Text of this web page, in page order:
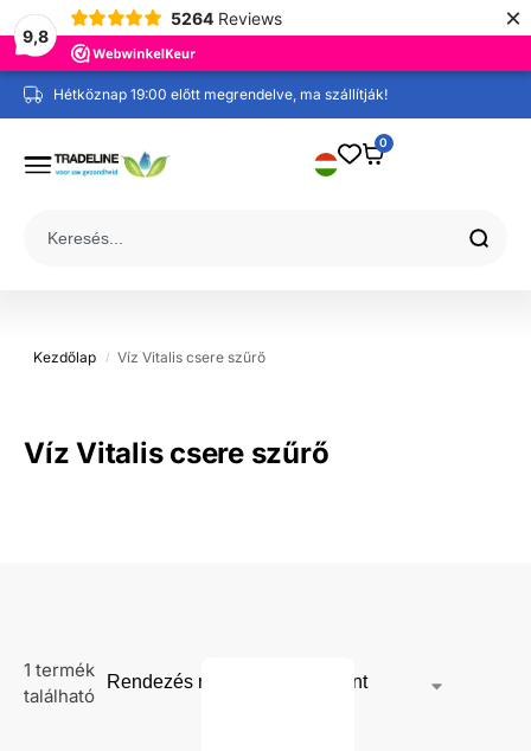
9,8
5264 Reviews ×
Hétköznap 19:00 előtt megrendelve, ma szállítják!
0
Kezdőlap / Víz Vitalis csere szűrő
Víz Vitalis csere szűrő
1 termék
található